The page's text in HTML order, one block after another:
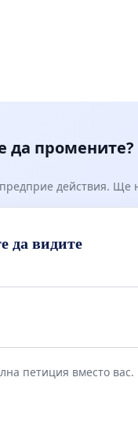
да промените?
действия. Ще
да видите
петиция вместо вас.